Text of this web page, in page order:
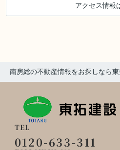
アクセス情報
南房総の不動産情報をお探しなら
TEL
0120-633-311